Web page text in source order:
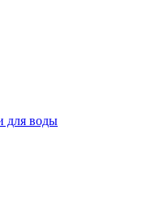
для воды